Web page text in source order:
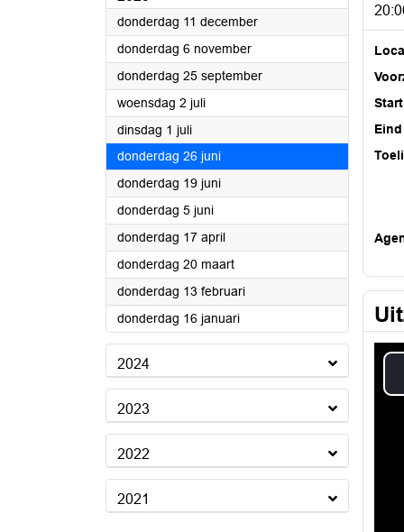
donderdag 11 december2025
donderdag 6 november2025
donderdag 25 september2025
woensdag 2 juli2025
dinsdag 1 juli2025
donderdag 26 juni2025
donderdag 19 juni2025
donderdag 5 juni2025
donderdag 17 april2025
donderdag 20 maart2025
donderdag 13 februari2025
donderdag 16 januari2025
2024
2023
2022
2021
Start
Eind